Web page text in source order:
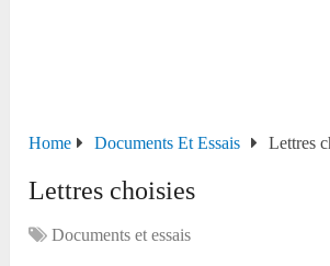
Home Documents Et Essais Lettres
Lettres choisies
Documents et essais